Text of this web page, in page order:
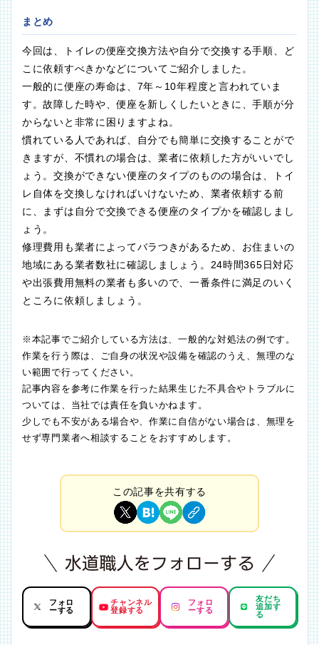
まとめ
今回は、トイレの便座交換方法や自分で交換する手順、ど
こに依頼すべきかなどについてご紹介しました。
一般的に便座の寿命は、7年～10年程度と言われていま
す。故障した時や、便座を新しくしたいときに、手順が分
からないと非常に困りますよね。
慣れている人であれば、自分でも簡単に交換することがで
きますが、不慣れの場合は、業者に依頼した方がいいでし
ょう。交換ができない便座のタイプのものの場合は、トイ
レ自体を交換しなければいけないため、業者依頼する前
に、まずは自分で交換できる便座のタイプかを確認しまし
ょう。
修理費用も業者によってバラつきがあるため、お住まいの
地域にある業者数社に確認しましょう。24時間365日対応
や出張費用無料の業者も多いので、一番条件に満足のいく
ところに依頼しましょう。
※本記事でご紹介している方法は、一般的な対処法の例です。
作業を行う際は、ご自身の状況や設備を確認のうえ、無理のな
い範囲で行ってください。
記事内容を参考に作業を行った結果生じた不具合やトラブルに
ついては、当社では責任を負いかねます。
少しでも不安がある場合や、作業に自信がない場合は、無理を
せず専門業者へ相談することをおすすめします。
この記事を共有する
フォロ
ーする
チャンネル
登録する
フォロ
ーする
友だち
追加す
る